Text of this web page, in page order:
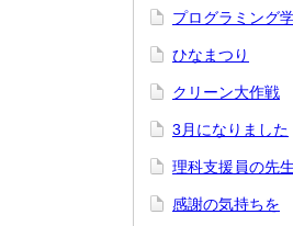
プログラミング
ひなまつり
クリーン大作戦
3月になりました
理科支援員の先
感謝の気持ちを